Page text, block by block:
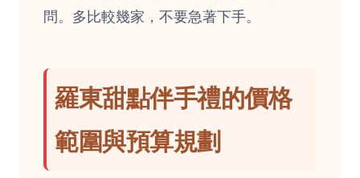
問。多比較幾家，不要急著下手。
羅東甜點伴手禮的價格
範圍與預算規劃